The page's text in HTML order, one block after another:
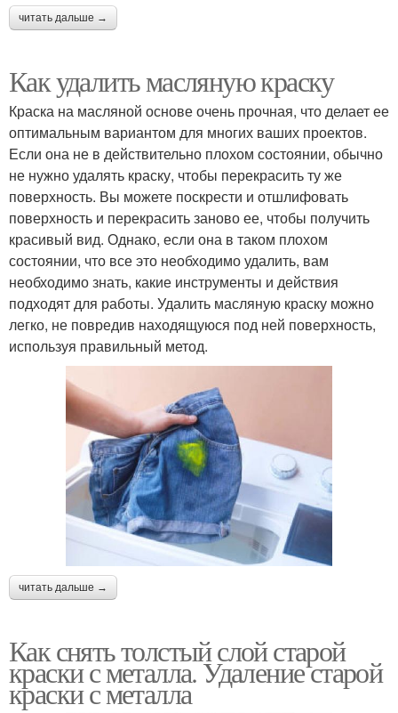
читать дальше →
Как удалить масляную краску
Краска на масляной основе очень прочная, что делает ее
оптимальным вариантом для многих ваших проектов.
Если она не в действительно плохом состоянии, обычно
не нужно удалять краску, чтобы перекрасить ту же
поверхность. Вы можете поскрести и отшлифовать
поверхность и перекрасить заново ее, чтобы получить
красивый вид. Однако, если она в таком плохом
состоянии, что все это необходимо удалить, вам
необходимо знать, какие инструменты и действия
подходят для работы. Удалить масляную краску можно
легко, не повредив находящуюся под ней поверхность,
используя правильный метод.
читать дальше →
Как снять толстый слой старой
краски с металла. Удаление старой
краски с металла